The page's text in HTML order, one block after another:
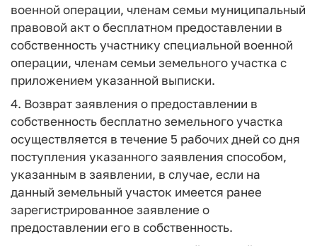
военной операции, членам семьи муниципальный
правовой акт о бесплатном предоставлении в
собственность участнику специальной военной
операции, членам семьи земельного участка с
приложением указанной выписки.
4. Возврат заявления о предоставлении в
собственность бесплатно земельного участка
осуществляется в течение 5 рабочих дней со дня
поступления указанного заявления способом,
указанным в заявлении, в случае, если на
данный земельный участок имеется ранее
зарегистрированное заявление о
предоставлении его в собственность.